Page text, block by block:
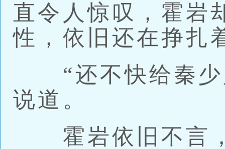
直令人惊叹，霍岩
性，依旧还在挣扎
“还不快给秦少
说道。
霍岩依旧不言，